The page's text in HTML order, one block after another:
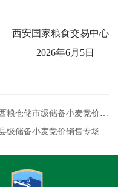
西安国家粮食交易中心
2026年6月5日
上一条：2026年6月9日10:00第1节西安西粮仓储市级储备小麦竞价销售交易结果
下一条：2026年6月5日10:00第1节宁陕县级储备小麦竞价销售专场交易结果